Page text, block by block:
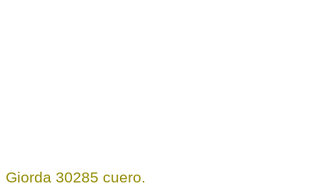
Giorda 30285 cuero.